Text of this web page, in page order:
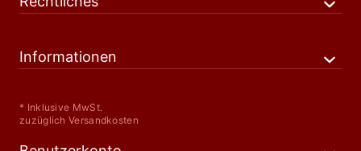
Informationen
* Inklusive MwSt.
zuzüglich Versandkosten